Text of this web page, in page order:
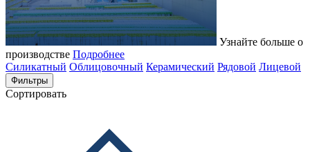
Узнайте больше о
производстве Подробнее
Силикатный Облицовочный Керамический Рядовой Лицевой
Фильтры
Сортировать